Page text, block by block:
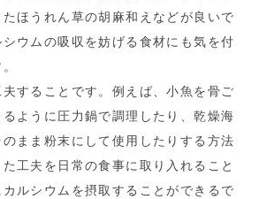
ほうれん草の胡麻和えなどが良いで
ウムの吸収を妨げる食材にも気を付
することです。例えば、小魚を骨ご
ように圧力鍋で調理したり、乾燥海
まま粉末にして使用したりする方法
工夫を日常の食事に取り入れること
ルシウムを摂取することができるで